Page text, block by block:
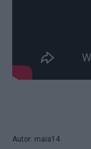
Autor: maia14